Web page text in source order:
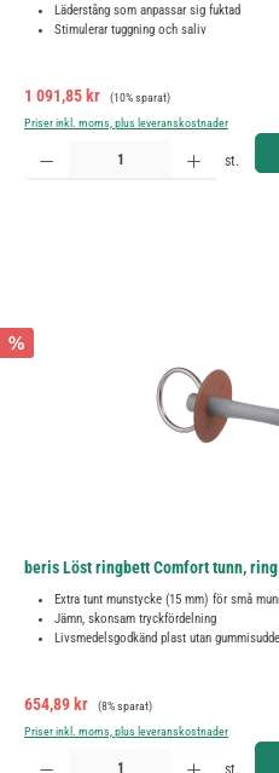
Läderstång som anpassar sig fuktad
Stimulerar tuggning och saliv
Försäljningspris:
1 091,85 kr Ordinarie pris:
(10% sparat)
Priser inkl. moms, plus leveranskostnader
Produktkvantitet: Ange önskat belopp eller
st.
%
beris Löst ringbett Comfort tunn,
Extra tunt munstycke (15 mm) för små
Jämn, skonsam tryckfördelning
Livsmedelsgodkänd plast utan
Försäljningspris:
654,89 kr Ordinarie pris:
(8% sparat)
Priser inkl. moms, plus leveranskostnader
Produktkvantitet: Ange önskat belopp eller
st.